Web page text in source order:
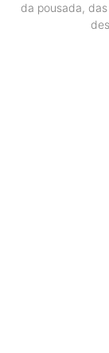
da pousada,